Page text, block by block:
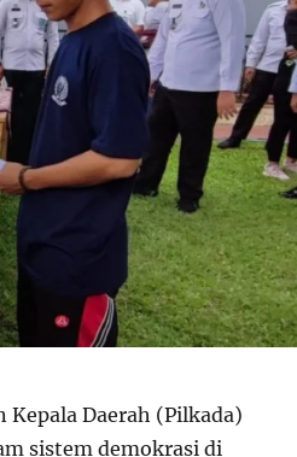
Kepala Daerah (Pilkada)
sistem demokrasi di